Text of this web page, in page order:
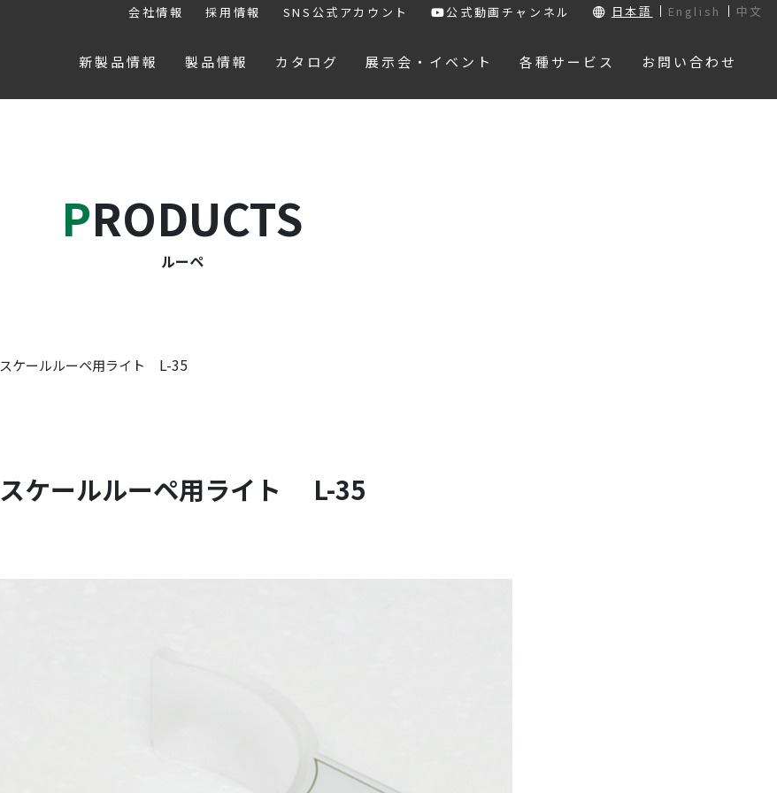
会社情報 採用情報 SNS公式アカウント 公式動画チャンネル 日本語 English 中文
新製品情報 製品情報 カタログ 展示会・イベント 各種サービス お問い合わせ
PRODUCTS
ルーペ
スケールルーペ用ライト L-35
スケールルーペ用ライト L-35